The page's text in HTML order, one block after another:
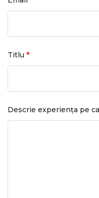
Titlu *
Descrie experiența pe